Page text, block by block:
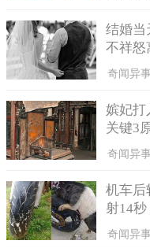
那么这个问题放到现
一种固定的思维模式呢？
鸡，只要有他正确的道理
学这门学科要求的是绝对
是固定的，但是也不能排
以进行多角度的分析，要
结婚
不祥怒
奇闻异
嫔妃打
关键3
奇闻异
机车后
射14
奇闻异